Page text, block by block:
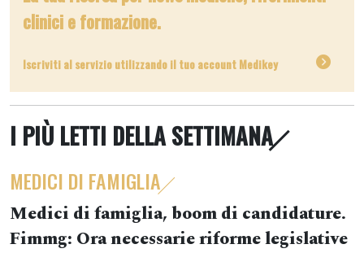
clinici e formazione.
Iscriviti al servizio utilizzando il tuo account Medikey
I PIÙ LETTI DELLA SETTIMANA
MEDICI DI FAMIGLIA
Medici di famiglia, boom di candidature.
Fimmg: Ora necessarie riforme legislative